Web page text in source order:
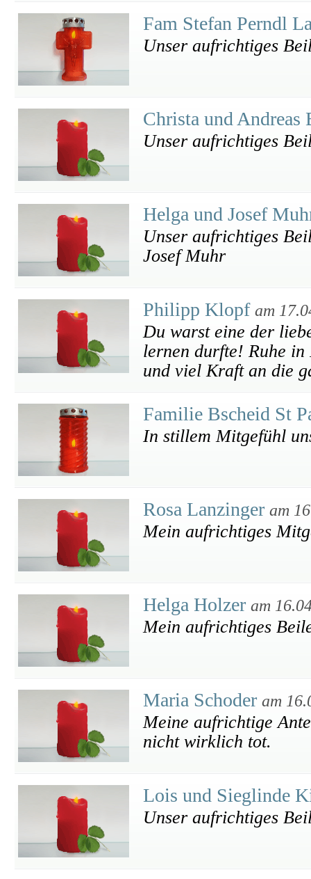
Fam Stefan Perndl
Unser aufrichtiges
Christa und
Unser aufrichtiges
Helga und Josef
Unser aufrichtiges
Josef Muhr
Philipp Klopf am
Du warst eine der
lernen durfte! Ruhe
und viel Kraft an die
Familie Bscheid St
In stillem Mitgefühl
Rosa Lanzinger am
Mein aufrichtiges
Helga Holzer am
Mein aufrichtiges
Maria Schoder am
Meine aufrichtige
nicht wirklich tot.
Lois und Sieglinde
Unser aufrichtiges